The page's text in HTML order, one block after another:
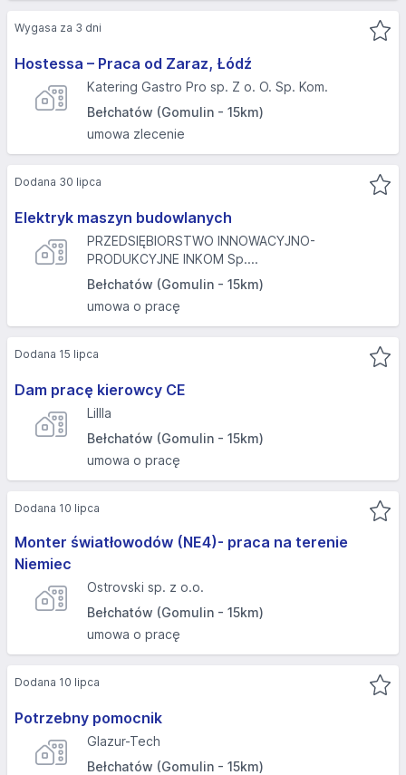
Hostessa – Praca od Zaraz, Łódź
Katering Gastro Pro sp. Z o. O. Sp. Kom.
Bełchatów (Gomulin - 15km)
umowa zlecenie
Wygasa za 3 dni
Elektryk maszyn budowlanych
PRZEDSIĘBIORSTWO INNOWACYJNO-
PRODUKCYJNE INKOM Sp....
Bełchatów (Gomulin - 15km)
umowa o pracę
Dodana 30 lipca
Dam pracę kierowcy CE
Lillla
Bełchatów (Gomulin - 15km)
umowa o pracę
Dodana 15 lipca
Monter światłowodów (NE4)- praca na terenie
Niemiec
Ostrovski sp. z o.o.
Bełchatów (Gomulin - 15km)
umowa o pracę
Dodana 10 lipca
Potrzebny pomocnik
Glazur-Tech
Bełchatów (Gomulin - 15km)
Dodana 10 lipca